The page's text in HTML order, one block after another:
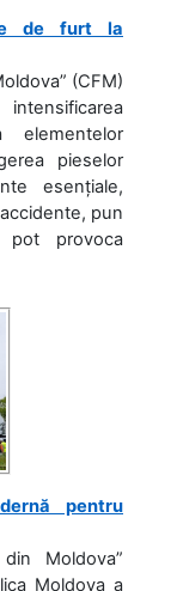
de furt la
(CFM)
pieselor
esențiale,
pun
pot provoca
pentru
Moldova”
Moldova a